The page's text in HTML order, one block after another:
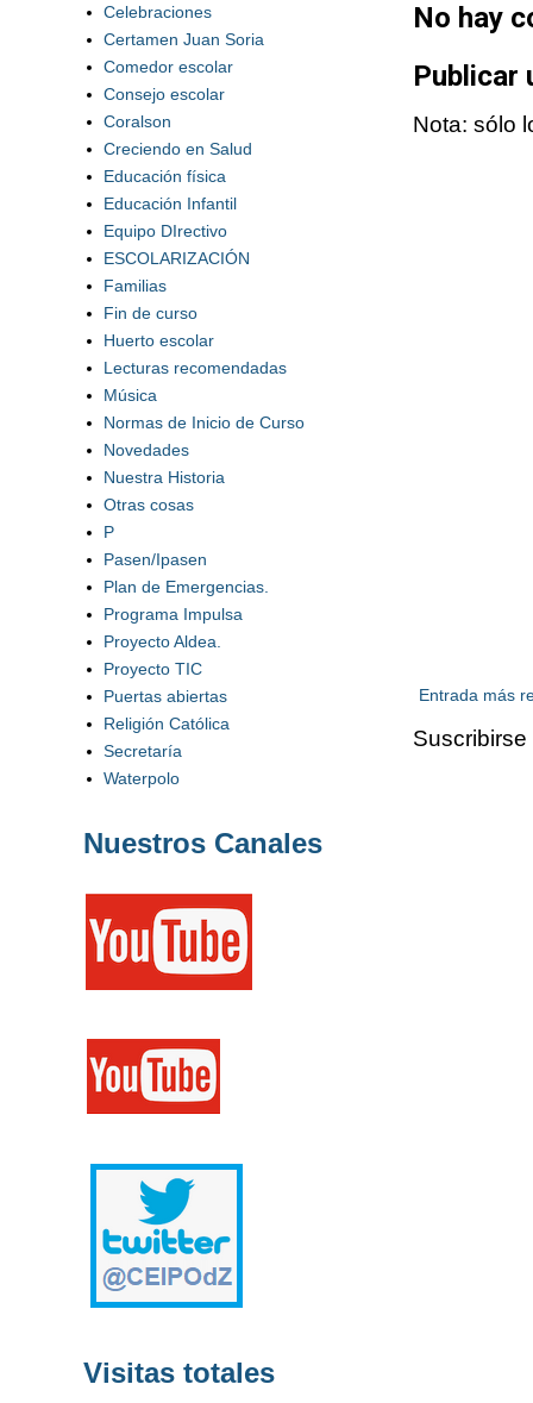
No hay
Publicar
Nota: sólo
Entrada más
Celebraciones
Certamen Juan Soria
Comedor escolar
Consejo escolar
Coralson
Creciendo en Salud
Educación física
Educación Infantil
Equipo DIrectivo
ESCOLARIZACIÓN
Familias
Fin de curso
Huerto escolar
Lecturas recomendadas
Música
Normas de Inicio de Curso
Novedades
Nuestra Historia
Otras cosas
P
Pasen/Ipasen
Plan de Emergencias.
Programa Impulsa
Proyecto Aldea.
Proyecto TIC
Puertas abiertas
Religión Católica
Secretaría
Waterpolo
Nuestros Canales
Visitas totales